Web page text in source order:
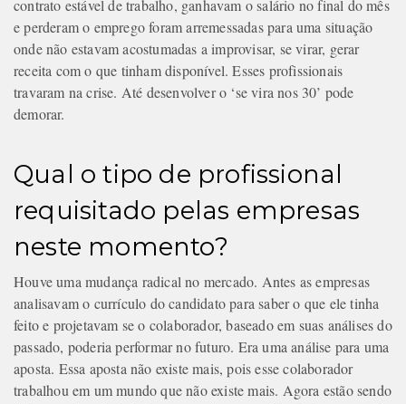
contrato estável de trabalho, ganhavam o salário no final do mês
e perderam o emprego foram arremessadas para uma situação
onde não estavam acostumadas a improvisar, se virar, gerar
receita com o que tinham disponível. Esses profissionais
travaram na crise. Até desenvolver o ‘se vira nos 30’ pode
demorar.
Qual o tipo de profissional
requisitado pelas empresas
neste momento?
Houve uma mudança radical no mercado. Antes as empresas
analisavam o currículo do candidato para saber o que ele tinha
feito e projetavam se o colaborador, baseado em suas análises do
passado, poderia performar no futuro. Era uma análise para uma
aposta. Essa aposta não existe mais, pois esse colaborador
trabalhou em um mundo que não existe mais. Agora estão sendo